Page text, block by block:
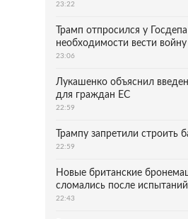
23:22
Трамп отпросился у Госдепа
необходимости вести войну
23:06
Лукашенко объяснил
для граждан ЕС
22:59
Трампу запретили строить
22:59
Новые британские
сломались после испытаний
22:43